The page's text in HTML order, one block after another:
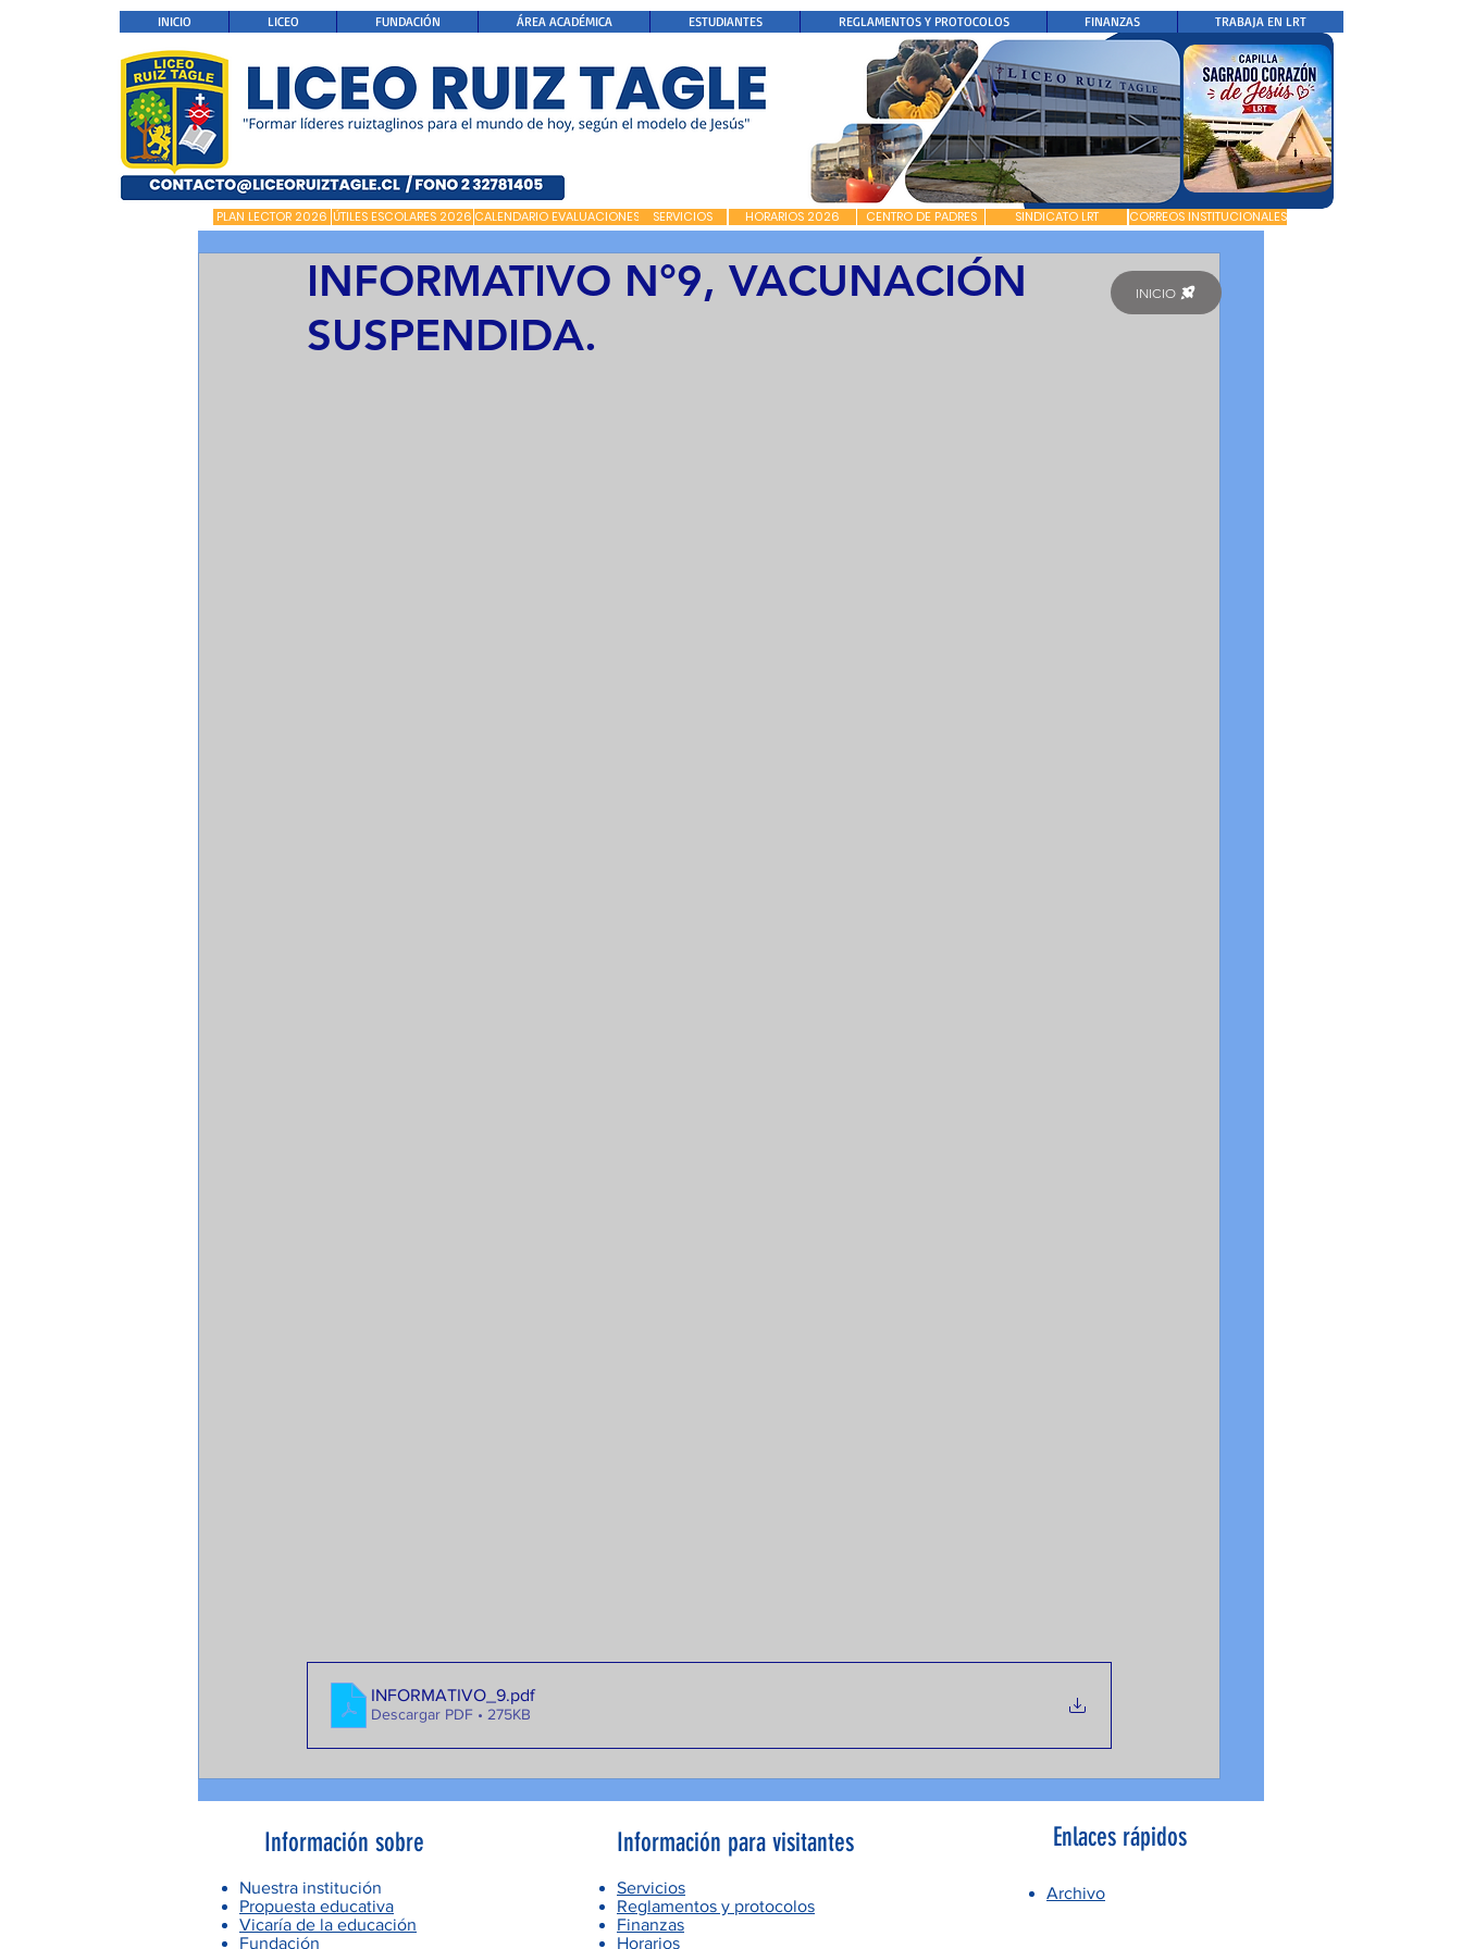
INICIO LICEO FUNDACIÓN ÁREA ACADÉMICA ESTUDIANTES REGLAMENTOS Y PROTOCOLOS FINANZAS TRABAJA EN LRT
PLAN LECTOR 2026 ÚTILES ESCOLARES 2026 CALENDARIO EVALUACIONES SERVICIOS HORARIOS 2026 CENTRO DE PADRES SINDICATO LRT CORREOS INSTITUCIONALES
INFORMATIVO N°9, VACUNACIÓN
SUSPENDIDA.
INFORMATIVO_9.pdf
Descargar PDF • 275KB
INICIO
Información sobre
Nuestra institución
Propuesta educativa
Vicaría de la educación
Fundación
Información para visitantes
Servicios
Reglamentos y protocolos
Finanzas
Horarios
Enlaces rápidos
Archivo